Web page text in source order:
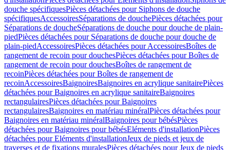
douche spécifiquesPièces détachées pour Siphons de douche
spécifiquesAccessoiresSéparations de douchePièces détachées pour
Séparations de doucheSéparations de douche pour douche de plain-
piedPièces détachées pour Séparations de douche pour douche de
plain-piedAccessoiresPièces détachées pour AccessoiresBoîtes de
rangement de recoin pour douchesPièces détachées pour Boîtes de
rangement de recoin pour douchesBoîtes de rangement de
recoinPièces détachées pour Boîtes de rangement de
recoinAccessoiresBaignoiresBaignoires en acrylique sanitairePièces
détachées pour Baignoires en acrylique sanitaireBaignoires
rectangulairesPièces détachées pour Baignoires
rectangulairesBaignoires en matériau minéralPièces détachées pour
Baignoires en matériau minéralBaignoires pour bébésPièces
détachées pour Baignoires pour bébésEléments d'installationPièces
détachées pour Eléments d'installationJeux de pieds et jeux de
traverses et de fixations muralesPièces détachées pour Jeux de pieds